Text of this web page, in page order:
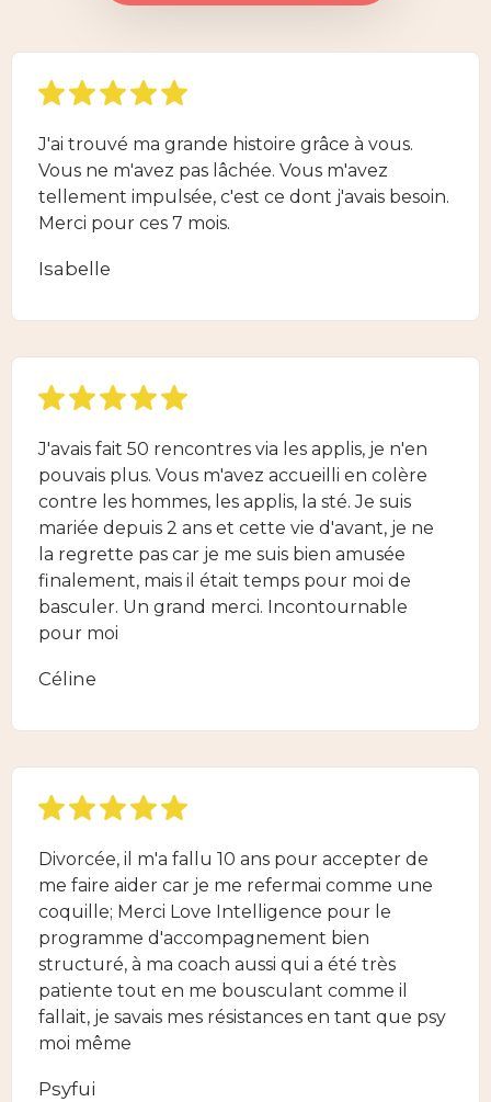
J'ai trouvé ma grande histoire grâce à vous.
Vous ne m'avez pas lâchée. Vous m'avez
tellement impulsée, c'est ce dont j'avais besoin.
Merci pour ces 7 mois.
Isabelle
J'avais fait 50 rencontres via les applis, je n'en
pouvais plus. Vous m'avez accueilli en colère
contre les hommes, les applis, la sté. Je suis
mariée depuis 2 ans et cette vie d'avant, je ne
la regrette pas car je me suis bien amusée
finalement, mais il était temps pour moi de
basculer. Un grand merci. Incontournable
pour moi
Céline
Divorcée, il m'a fallu 10 ans pour accepter de
me faire aider car je me refermai comme une
coquille; Merci Love Intelligence pour le
programme d'accompagnement bien
structuré, à ma coach aussi qui a été très
patiente tout en me bousculant comme il
fallait, je savais mes résistances en tant que psy
moi même
Psyfui